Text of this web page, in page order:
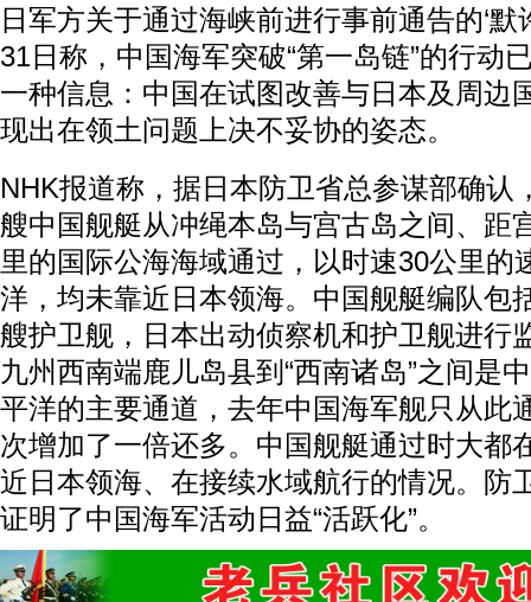
日军方关于通过海峡前进行事前通告的‘默
31日称，中国海军突破“第一岛链”的行动
一种信息：中国在试图改善与日本及周边
现出在领土问题上决不妥协的姿态。
NHK报道称，据日本防卫省总参谋部确认
艘中国舰艇从冲绳本岛与宫古岛之间、距
里的国际公海海域通过，以时速30公里的
洋，均未靠近日本领海。中国舰艇编队包
艘护卫舰，日本出动侦察机和护卫舰进行
九州西南端鹿儿岛县到“西南诸岛”之间是
平洋的主要通道，去年中国海军舰只从此
次增加了一倍还多。中国舰艇通过时大都
近日本领海、在接续水域航行的情况。防
证明了中国海军活动日益“活跃化”。